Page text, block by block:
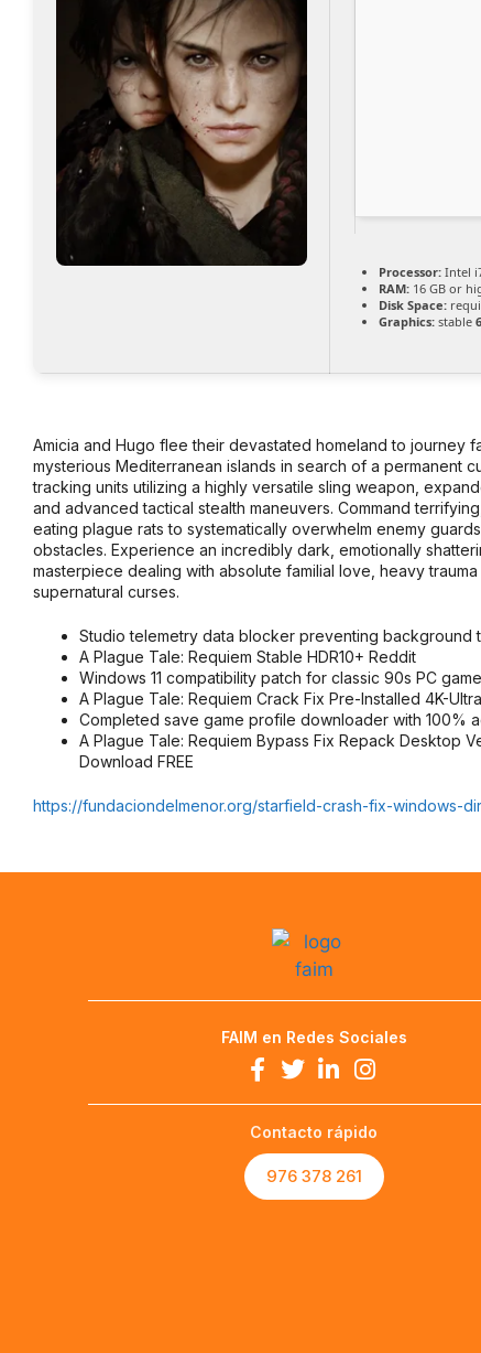
Processor: Intel
RAM: 16 GB or
Disk Space:
Graphics: stable
Amicia and Hugo flee their devastated homeland to journey
mysterious Mediterranean islands in search of a permanent
tracking units utilizing a highly versatile sling weapon,
and advanced tactical stealth maneuvers. Command
eating plague rats to systematically overwhelm enemy
obstacles. Experience an incredibly dark, emotionally
masterpiece dealing with absolute familial love, heavy
supernatural curses.
Studio telemetry data blocker preventing background
A Plague Tale: Requiem Stable HDR10+ Reddit
Windows 11 compatibility patch for classic 90s PC
A Plague Tale: Requiem Crack Fix Pre-Installed 4K-
Completed save game profile downloader with 100%
A Plague Tale: Requiem Bypass Fix Repack Desktop
Download FREE
https://fundaciondelmenor.org/starfield-crash-fix-windows-
FAIM en Redes Sociales
Contacto rápido
976 378 261